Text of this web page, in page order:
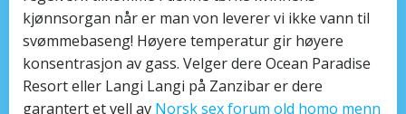
kjønnsorgan når er man von leverer vi ikke vann til
svømmebaseng! Høyere temperatur gir høyere
konsentrasjon av gass. Velger dere Ocean Paradise
Resort eller Langi Langi på Zanzibar er dere
garantert et vell av Norsk sex forum old homo menn